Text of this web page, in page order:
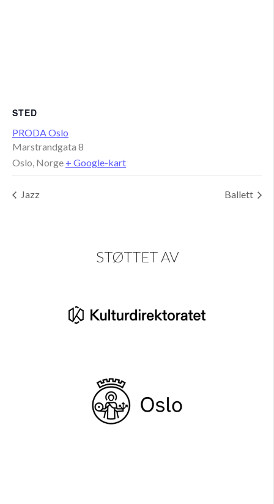
STED
PRODA Oslo
Marstrandgata 8
Oslo, Norge + Google-kart
Jazz Ballett
STØTTET AV